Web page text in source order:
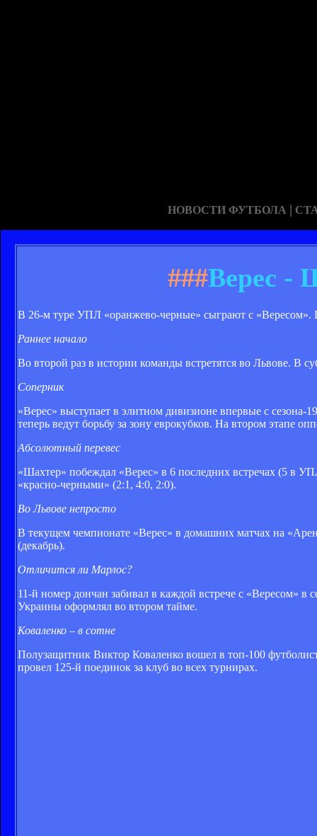
НОВОСТИ ФУТБОЛА |
###Верес -
В 26-м туре УПЛ «оранжево-черные» сыграют с «Вересом».
Раннее начало
Во второй раз в истории команды встретятся во Львове. В
Соперник
«Верес» выступает в элитном дивизионе впервые с сезона-
теперь ведут борьбу за зону еврокубков. На втором этапе
Абсолютный перевес
«Шахтер» побеждал «Верес» в 6 последних встречах (5 в
«красно-черными» (2:1, 4:0, 2:0).
Во Львове непросто
В текущем чемпионате «Верес» в домашних матчах на
(декабрь).
Отличится ли Марлос?
11-й номер дончан забивал в каждой встрече с «Вересом» в
Украины оформлял во втором тайме.
Коваленко – в сотне
Полузащитник Виктор Коваленко вошел в топ-100
провел 125-й поединок за клуб во всех турнирах.